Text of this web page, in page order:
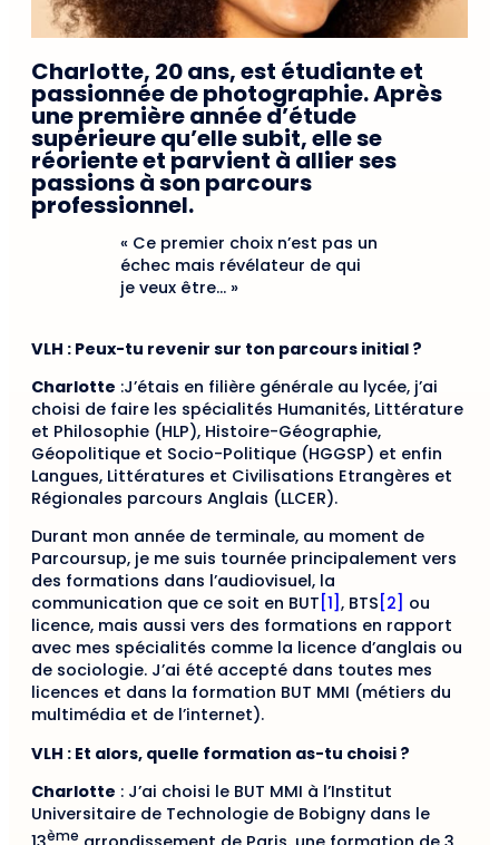
Charlotte, 20 ans, est étudiante et
passionnée de photographie. Après
une première année d’étude
supérieure qu’elle subit, elle se
réoriente et parvient à allier ses
passions à son parcours
professionnel.
« Ce premier choix n’est pas un
échec mais révélateur de qui
je veux être… »
VLH : Peux-tu revenir sur ton parcours initial ?
Charlotte :J’étais en filière générale au lycée, j’ai
choisi de faire les spécialités Humanités, Littérature
et Philosophie (HLP), Histoire-Géographie,
Géopolitique et Socio-Politique (HGGSP) et enfin
Langues, Littératures et Civilisations Etrangères et
Régionales parcours Anglais (LLCER).
Durant mon année de terminale, au moment de
Parcoursup, je me suis tournée principalement vers
des formations dans l’audiovisuel, la
communication que ce soit en BUT [1] , BTS [2] ou
licence, mais aussi vers des formations en rapport
avec mes spécialités comme la licence d’anglais ou
de sociologie. J’ai été accepté dans toutes mes
licences et dans la formation BUT MMI (métiers du
multimédia et de l’internet).
VLH : Et alors, quelle formation as-tu choisi ?
Charlotte : J’ai choisi le BUT MMI à l’Institut
Universitaire de Technologie de Bobigny dans le
ème